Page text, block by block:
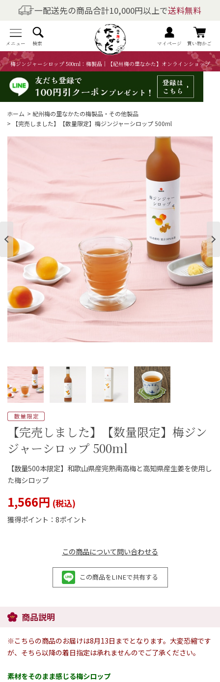
一配送先の商品合計10,000円以上で送料無料
メニュー 検索 マイページ 買い物かご
梅ジンジャーシロップ 500ml：梅製品｜【紀州梅の里なかた】オンラインショップ
商品を探す
全商品一覧
梅干しの商品一覧
梅酒の商品一覧
梅製品・その他の商品一覧
トップページ
マイページ
初めての方へ ご利用ガイド
配送について ギフトサービス
について
0120-12-2486
【営業時間】8:30～17:30
お問い合わせフォームはこちら
ホーム > 紀州梅の里なかたの梅製品・その他製品
>
【完売しました】【数量限定】梅ジンジャーシロップ 500ml
【完売しました】【数量限定】梅ジン
ジャーシロップ 500ml
【数量500本限定】和歌山県産完熟南高梅と高知県産生姜を使用し
た梅シロップ
1,566円
獲得ポイント： 8ポイント
この商品について問い合わせる
この商品をLINEで共有する
商品説明
※こちらの商品のお届けは8月13日までとなります。大変恐縮です
が、そちら以降の着日指定は承れませんのでご了承ください。
素材をそのまま感じる梅シロップ